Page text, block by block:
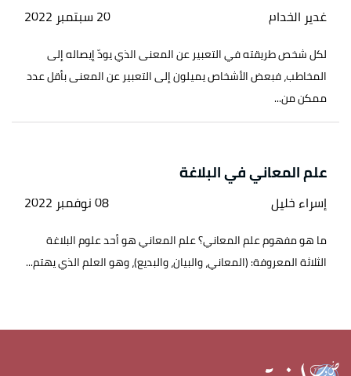
غدير الخدام 20 سبتمبر 2022
لكل شخص طريقته في التعبير عن المعنى الذي يودّ إيصاله إلى
المخاطب، فبعض الأشخاص يميلون إلى التعبير عن المعنى بأقل عدد
ممكن من...
علم المعاني في البلاغة
إسراء خليل 08 نوفمبر 2022
ما هو مفهوم علم المعاني؟ علم المعاني هو أحد علوم البلاغة
الثلاثة المعروفة: (المعاني، والبيان، والبديع)، وهو العلم الذي يهتم...